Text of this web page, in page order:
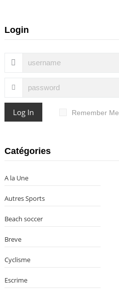
Login
Log In Remember Me
Catégories
A la Une
Autres Sports
Beach soccer
Breve
Cyclisme
Escrime